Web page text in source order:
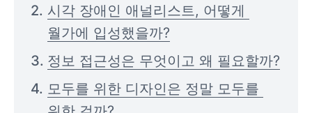
시각 장애인 애널리스트, 어떻게
월가에 입성했을까?
정보 접근성은 무엇이고 왜 필요할까?
모두를 위한 디자인은 정말 모두를